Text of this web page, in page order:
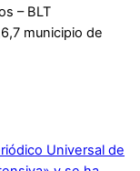
– BLT
municipio de
Universal de